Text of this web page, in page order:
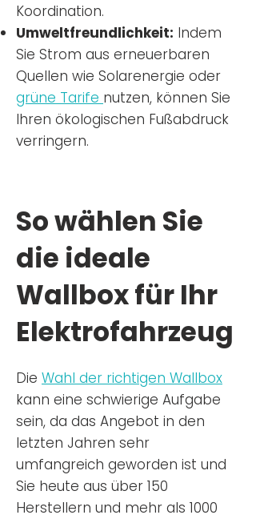
Koordination.
Umweltfreundlichkeit: Indem
Sie Strom aus erneuerbaren
Quellen wie Solarenergie oder
grüne Tarife nutzen, können Sie
Ihren ökologischen Fußabdruck
verringern.
So wählen Sie
die ideale
Wallbox für Ihr
Elektrofahrzeug
Die Wahl der richtigen Wallbox
kann eine schwierige Aufgabe
sein, da das Angebot in den
letzten Jahren sehr
umfangreich geworden ist und
Sie heute aus über 150
Herstellern und mehr als 1000